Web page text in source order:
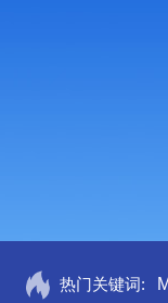
热门关键词: